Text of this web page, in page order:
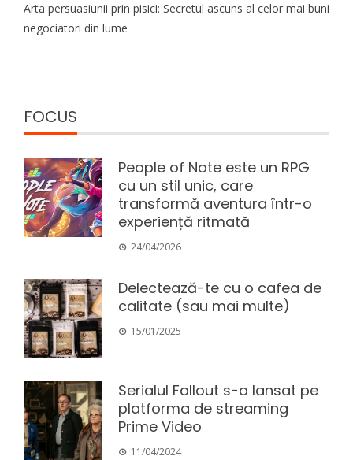
Arta persuasiunii prin pisici: Secretul ascuns al celor mai buni
negociatori din lume
FOCUS
People of Note este un RPG
cu un stil unic, care
transformă aventura într-o
experiență ritmată
24/04/2026
Delectează-te cu o cafea de
calitate (sau mai multe)
15/01/2025
Serialul Fallout s-a lansat pe
platforma de streaming
Prime Video
11/04/2024